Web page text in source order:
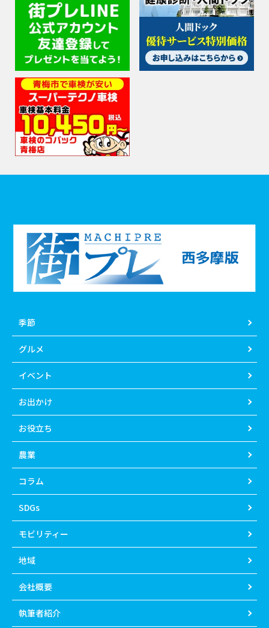
季節
グルメ
イベント
お出かけ
お役立ち
農業
コラム
SDGs
モビリティー
地域
会社概要
執筆者紹介